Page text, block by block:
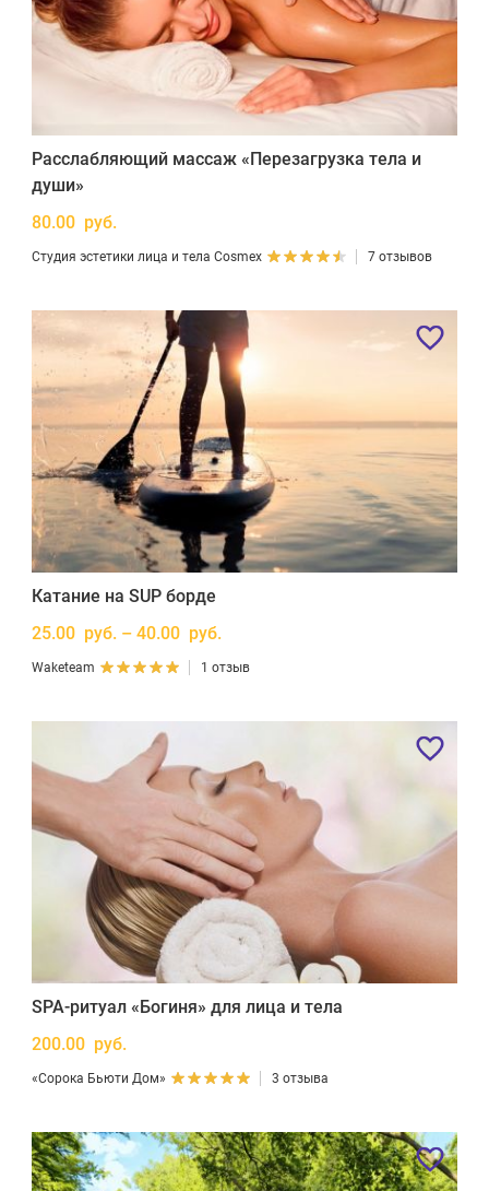
Расслабляющий массаж «Перезагрузка тела и
души»
80.00 руб.
Студия эстетики лица и тела Cosmex 7 отзывов
Катание на SUP борде
25.00 руб. – 40.00 руб.
Waketeam 1 отзыв
SPA-ритуал «Богиня» для лица и тела
200.00 руб.
«Сорока Бьюти Дом» 3 отзыва